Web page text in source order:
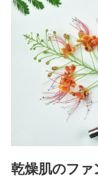
乾燥肌のファ